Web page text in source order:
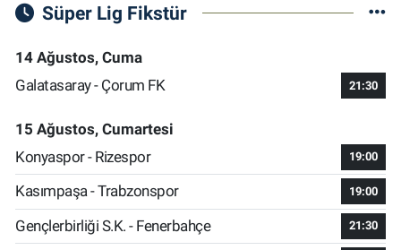
Süper Lig Fikstür
14 Ağustos, Cuma
Galatasaray - Çorum FK
21:30
15 Ağustos, Cumartesi
Konyaspor - Rizespor
19:00
Kasımpaşa - Trabzonspor 19:00
Gençlerbirliği S.K. - Fenerbahçe 21:30